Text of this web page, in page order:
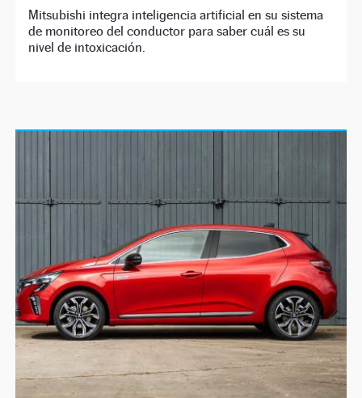
Mitsubishi integra inteligencia artificial en su sistema
de monitoreo del conductor para saber cuál es su
nivel de intoxicación.